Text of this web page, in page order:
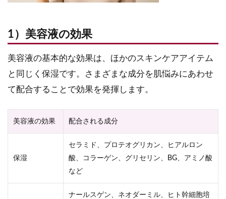
1）美容液の効果
美容液の基本的な効果は、ほかのスキンケアアイテム
と同じく保湿です。さまざまな成分を肌悩みにあわせ
て配合することで効果を発揮します。
美容液の効果 配合される成分
保湿
セラミド、プロテオグリカン、ヒアルロン
酸、コラーゲン、グリセリン、BG、アミノ酸
など
ナールスゲン、ネオダーミル、ヒト幹細胞培